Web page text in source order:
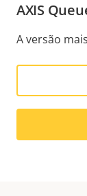
AXIS
A versão